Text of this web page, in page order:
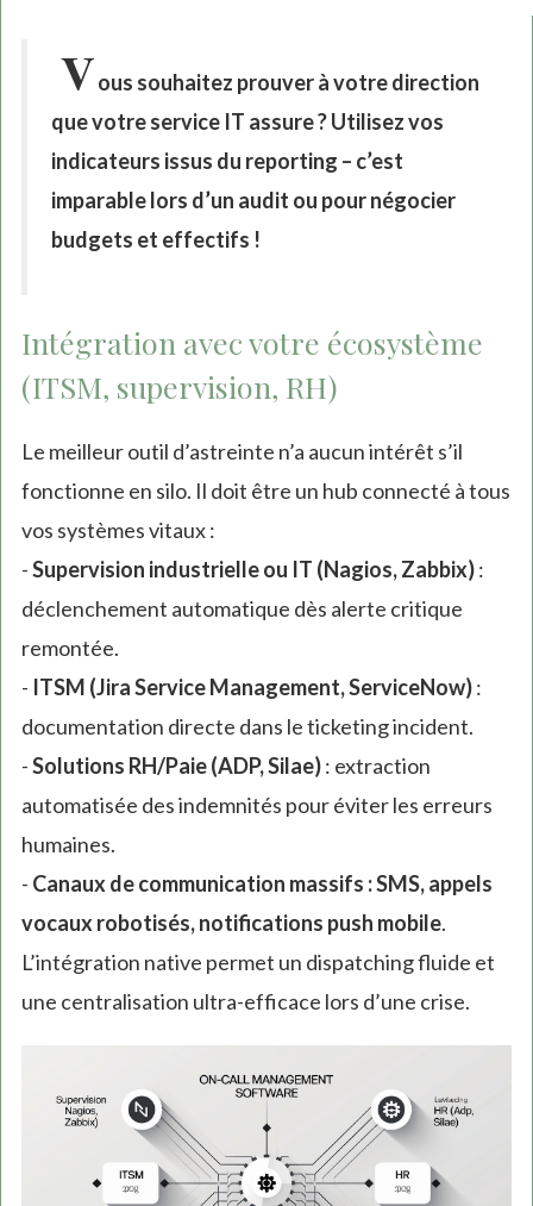
Vous souhaitez prouver à votre direction
que votre service IT assure ? Utilisez vos
indicateurs issus du reporting – c’est
imparable lors d’un audit ou pour négocier
budgets et effectifs !
Intégration avec votre écosystème
(ITSM, supervision, RH)
Le meilleur outil d’astreinte n’a aucun intérêt s’il
fonctionne en silo. Il doit être un hub connecté à tous
vos systèmes vitaux :
-Supervision industrielle ou IT (Nagios, Zabbix):
déclenchement automatique dès alerte critique
remontée.
- ITSM (Jira Service Management, ServiceNow):
documentation directe dans le ticketing incident.
-Solutions RH/Paie (ADP, Silae): extraction
automatisée des indemnités pour éviter les erreurs
humaines.
- Canaux de communication massifs : SMS, appels
vocaux robotisés, notifications push mobile.
L’intégration native permet un dispatching fluide et
une centralisation ultra-efficace lors d’une crise.